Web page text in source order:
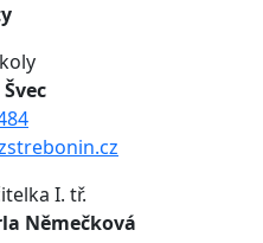
I. tř.
Němečková